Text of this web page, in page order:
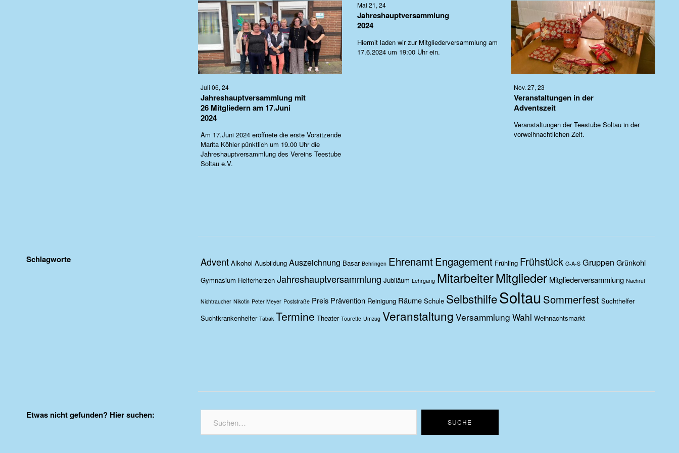
Juli 06, 24
Jahreshauptversammlung mit
26 Mitgliedern am 17.Juni
2024
Am 17.Juni 2024 eröffnete die erste Vorsitzende
Marita Köhler pünktlich um 19.00 Uhr die
Jahreshauptversammlung des Vereins Teestube
Soltau e.V.
Mai 21, 24
Jahreshauptversammlung
2024
Hiermit laden wir zur Mitgliederversammlung am
17.6.2024 um 19:00 Uhr ein.
Nov. 27, 23
Veranstaltungen in der
Adventszeit
Veranstaltungen der Teestube Soltau in der
vorweihnachtlichen Zeit.
Schlagworte Advent Alkohol Ausbildung Auszeichnung Basar Behringen EhrenamtEngagement Frühling Frühstück G-A-S Gruppen Grünkohl
Gymnasium Helferherzen Jahreshauptversammlung Jubiläum Lehrgang MitarbeiterMitglieder Mitgliederversammlung Nachruf
Nichtraucher Nikotin Peter Meyer Poststraße Preis Prävention Reinigung Räume Schule SelbsthilfeSoltau Sommerfest Suchthelfer
Suchtkrankenhelfer Tabak Termine Theater Tourette Umzug Veranstaltung Versammlung Wahl Weihnachtsmarkt
Etwas nicht gefunden? Hier suchen: